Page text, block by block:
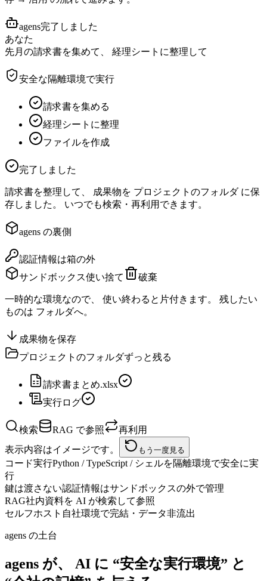
agens完了しました
あなた
先月の請求書を集めて、 経理シートに整理して
安全な隔離環境で実行
請求書を集める
経理シートに整理
ファイルを作成
完了しました
請求書を整理して、 成果物を プロジェクトのフォルダ に保
存しました。 いつでも検索・再利用できます。
agens の裏側
認証情報は箱の外
サンドボックス使い捨て 破棄
一時的な環境なので、 使い終わると片付きます。 残したい
ものは フォルダへ。
成果物を保存
プロジェクトのフォルダずっと残る
請求書まとめ.xlsx
実行ログ
検索 RAG で参照
再利用
表示内容はイメージです。
もう一度見る
コード実行Python / TypeScript / シェルを隔離環境で安全に実
行
鍵は渡さない認証情報はサンドボックスの外で管理
RAG社内資料を AI が検索して参照
セルフホスト 自社環境で完結・データ非流出
agens の土台
agens が、 AI に “安全な実行環境” と